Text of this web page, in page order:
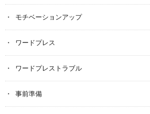
モチベーションアップ
ワードプレス
ワードプレストラブル
事前準備